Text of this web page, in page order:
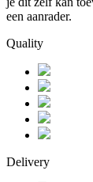
een aanrader.
Quality
Delivery